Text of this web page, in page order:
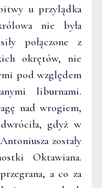
u przylądka
nie była
połączone z
okrętów, nie
pod względem
liburnami.
nad wrogiem,
gdyż w
zostały
Oktawiana.
a co za